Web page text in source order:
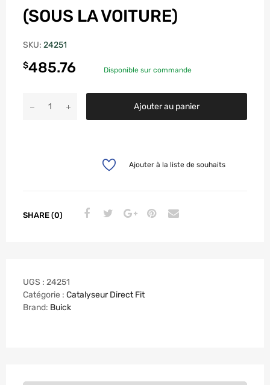
(SOUS LA VOITURE)
SKU: 24251
$485.76 Disponible sur commande
Ajouter au panier
Ajouter à la liste de souhaits
SHARE (0)
UGS : 24251
Catégorie : Catalyseur Direct Fit
Brand: Buick